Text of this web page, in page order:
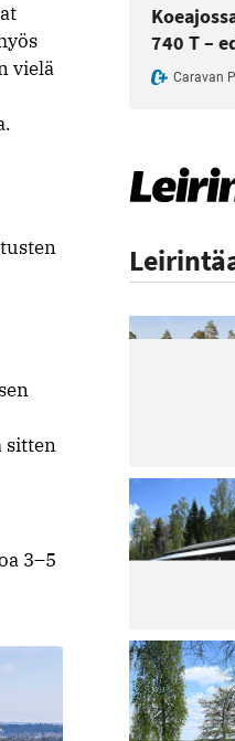
vielä
sitten
3–5
740 T –
Caravan
rannalla
pääsee
irti
arjesta
Lue
Saariston
Rengastien
portilla